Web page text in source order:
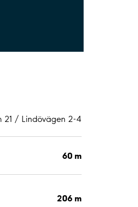
21 / Lindövägen 2-4
60 m
206 m